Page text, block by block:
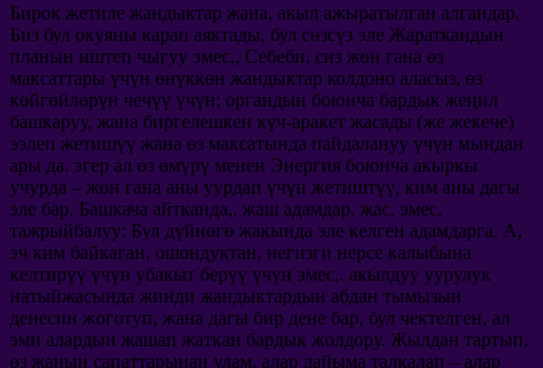
Бирок жетиле жандыктар жана, акыл ажыратылган алгандар,
Биз бул окуяны карап аяктады, бул сөзсүз эле Жараткандын
планын иштеп чыгуу эмес,, Себеби, сиз жөн гана өз
максаттары үчүн өнүккөн жандыктар колдоно аласыз, өз
көйгөйлөрүн чечүү үчүн; органдын боюнча бардык жеңил
башкаруу, жана биргелешкен күч-аракет жасады (же жекече)
ээлеп жетишүү жана өз максатында пайдалануу үчүн мындан
ары да. эгер ал өз өмүрү менен Энергия боюнча акыркы
учурда – жөн гана аны уурдап үчүн жетиштүү, ким аны дагы
эле бар. Башкача айтканда,, жаш адамдар, жас, эмес,
тажрыйбалуу: Бул дүйнөгө жакында эле келген адамдарга. А,
эч ким байкаган, ошондуктан, негизги нерсе калыбына
келтирүү үчүн убакыт берүү үчүн эмес,. акылдуу уурулук
натыйжасында жинди жандыктардын абдан тымызын
денесин жоготуп, жана дагы бир дене бар, бул чектелген, ал
эми алардын жашап жаткан бардык жолдору. Жылдан тартып,
өз жанын сапаттарынан улам, алар дайыма талкалап – алар